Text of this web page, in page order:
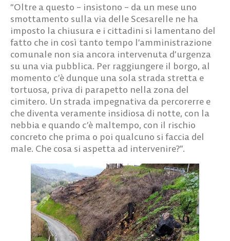
“Oltre a questo – insistono – da un mese uno
smottamento sulla via delle Scesarelle ne ha
imposto la chiusura e i cittadini si lamentano del
fatto che in così tanto tempo l’amministrazione
comunale non sia ancora intervenuta d’urgenza
su una via pubblica. Per raggiungere il borgo, al
momento c’è dunque una sola strada stretta e
tortuosa, priva di parapetto nella zona del
cimitero. Un strada impegnativa da percorerre e
che diventa veramente insidiosa di notte, con la
nebbia e quando c’è maltempo, con il rischio
concreto che prima o poi qualcuno si faccia del
male. Che cosa si aspetta ad intervenire?”.